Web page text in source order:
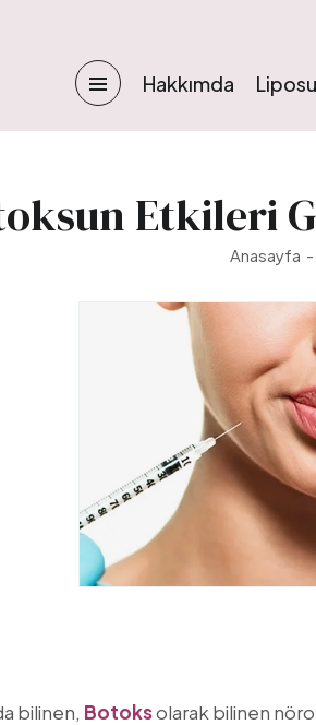
Hakkımda
Etkileri
Anasayfa
bilinen, Botoksolarak bilinen